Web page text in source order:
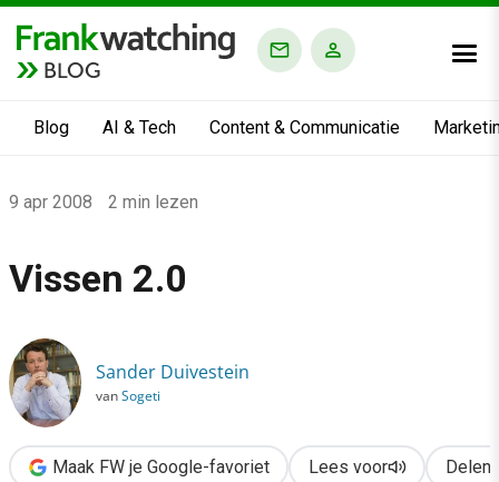
BLOG
Blog AI & Tech Content & Communicatie
›
›
›
Vissen 2.0
9 apr 2008 2 min lezen
Vissen 2.0
Sander Duivestein
vanSogeti
Maak FW je Google-favoriet Lees voor Delen